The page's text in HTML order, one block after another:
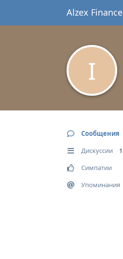
Alzex Finance
I
Сообщения
Дискуссии 1
Симпатии
Упоминания